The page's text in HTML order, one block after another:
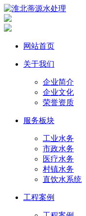
网站首页
关于我们
企业简介
企业文化
荣誉资质
服务板块
工业水务
市政水务
医疗水务
村镇水务
直饮水系统
工程案例